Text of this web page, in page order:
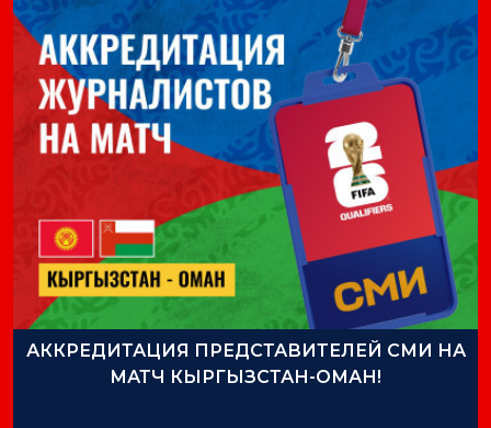
АККРЕДИТАЦИЯ ПРЕДСТАВИТЕЛЕЙ СМИ НА
МАТЧ КЫРГЫЗСТАН-ОМАН!